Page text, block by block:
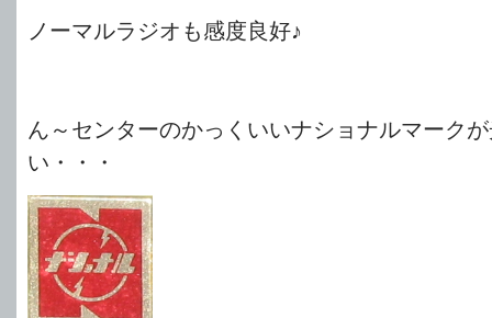
ノーマルラジオも感度良好♪
ん～センターのかっくいいナショナルマーク
い・・・